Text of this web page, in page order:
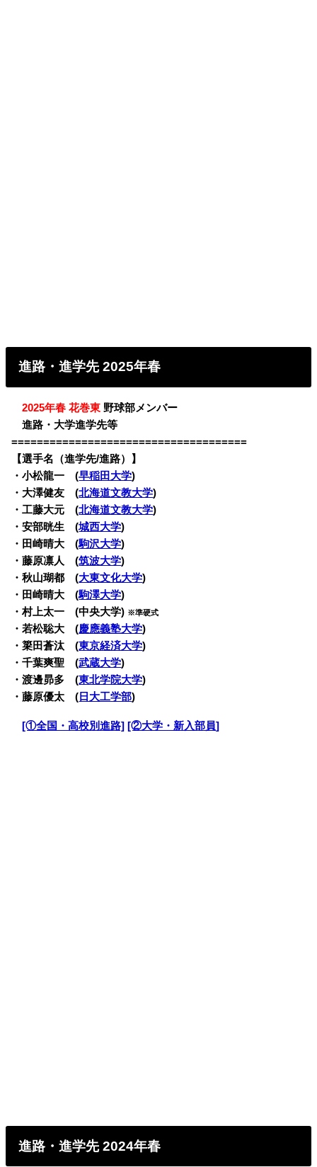
進路・進学先 2025年春
・2025年春 花巻東 野球部メンバー
・進路・大学進学先等
=====================================
【選手名（進学先/進路）】
・小松龍一 (早稲田大学)
・大澤健友 (北海道文教大学)
・工藤大元 (北海道文教大学)
・安部晄生 (城西大学)
・田崎晴大 (駒沢大学)
・藤原凛人 (筑波大学)
・秋山瑚都 (大東文化大学)
・田崎晴大 (駒澤大学)
・村上太一 (中央大学) ※準硬式
・若松聡大 (慶應義塾大学)
・簗田蒼汰 (東京経済大学)
・千葉爽聖 (武蔵大学)
・渡邊昴多 (東北学院大学)
・藤原優太 ( 日大工学部)
・[①全国・高校別進路] [②大学・新入部員]
進路・進学先 2024年春